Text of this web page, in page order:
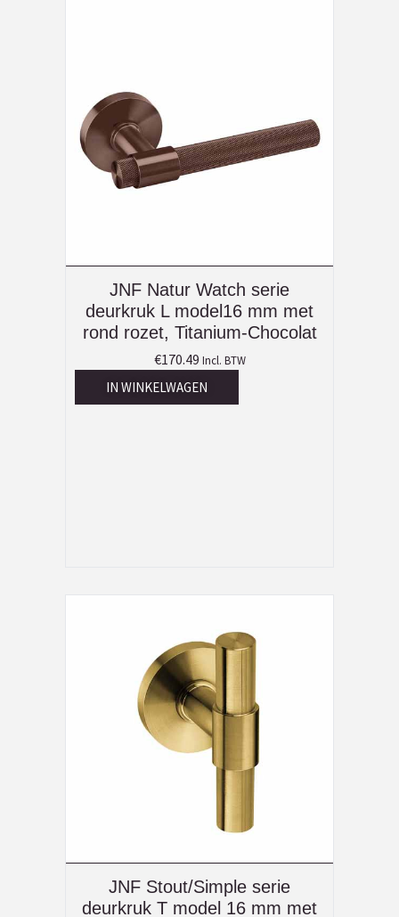
JNF Natur Watch serie
deurkruk L model16 mm met
rond rozet, Titanium-Chocolat
€170.49 Incl. BTW
IN WINKELWAGEN
JNF Stout/Simple serie
deurkruk T model 16 mm met